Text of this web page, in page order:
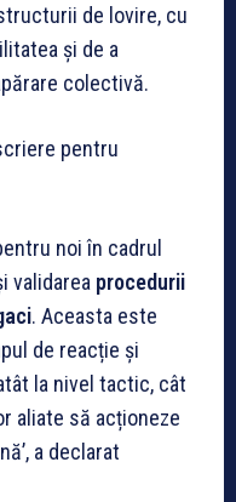
de lovire, cu
și de a
colectivă.
noi în cadrul
validarea procedurii
. Aceasta este
de reacție și
la nivel tactic, cât
aliate să acționeze
a declarat